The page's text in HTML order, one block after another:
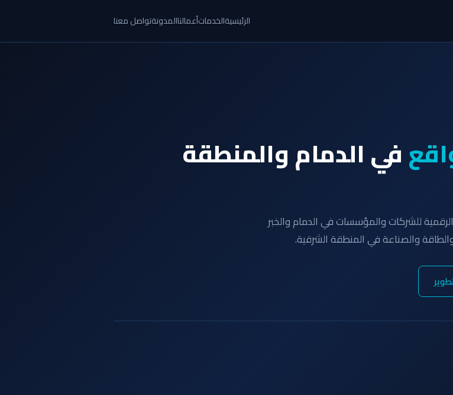
الرئيسيةالخدماتأعمالناالمدونةتواصل معنا
في الدمام والمنطقة
للشركات والمؤسسات في الدمام والخبر
والصناعة في المنطقة الشرقية.